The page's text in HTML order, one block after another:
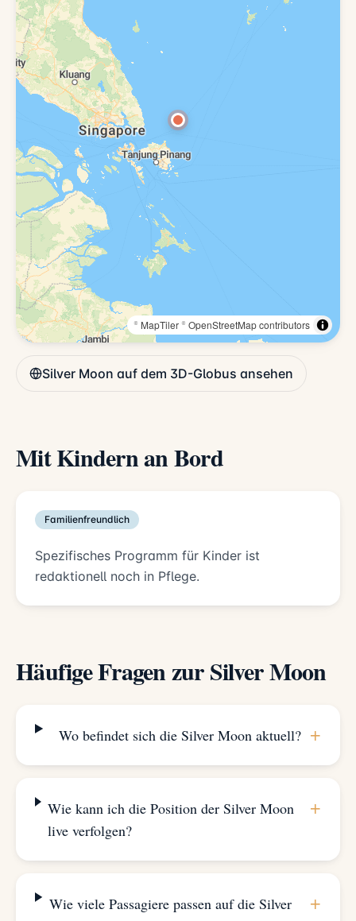
© MapTiler© OpenStreetMap contributors
Silver Moon auf dem 3D-Globus ansehen
Mit Kindern an Bord
Familienfreundlich
Spezifisches Programm für Kinder ist
redaktionell noch in Pflege.
Häufige Fragen zur Silver Moon
Wo befindet sich die Silver Moon aktuell? +
Wie kann ich die Position der Silver Moon
live verfolgen?
+
Wie viele Passagiere passen auf die Silver
+